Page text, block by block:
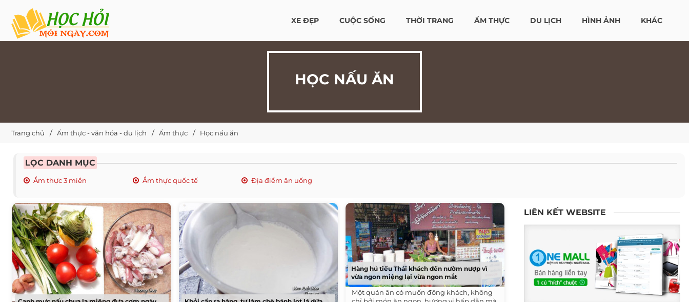
XE ĐẸP CUỘC SỐNG THỜI TRANG ẨM THỰC DU LỊCH HÌNH ẢNH KHÁC
HỌC NẤU ĂN
Trang chủ Ẩm thực - văn hóa - du lịch Ẩm thực Học nấu ăn
LỌC DANH MỤC
Ẩm thực 3 miền Ẩm thực quốc tế Địa điểm ăn uống
Hàng hủ tiếu Thái khách đến nườm nượp vì
vừa ngon miệng lại vừa ngon mắt
Một quán ăn có muốn đông khách, không
LIÊN KẾT WEBSITE